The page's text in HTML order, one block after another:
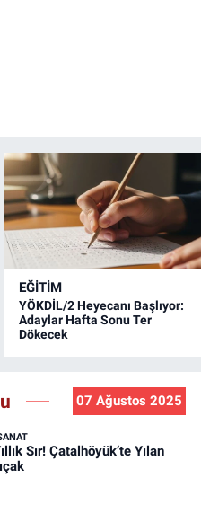
EĞİTİM
YÖKDİL/2 Heyecanı Başlıyor:
Adaylar Hafta Sonu Ter
Dökecek
07 Ağustos 2025
Sır! Çatalhöyük’te Yılan